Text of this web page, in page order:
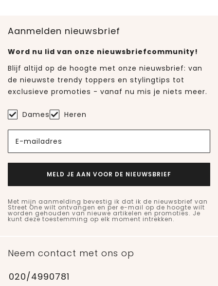
Aanmelden nieuwsbrief
Word nu lid van onze nieuwsbriefcommunity!
Blijf altijd op de hoogte met onze nieuwsbrief: van
de nieuwste trendy toppers en stylingtips tot
exclusieve promoties - vanaf nu mis je niets meer.
Dames Heren
E-mailadres
MELD JE AAN VOOR DE NIEUWSBRIEF
Met mijn aanmelding bevestig ik dat ik de nieuwsbrief van
Street One wilt ontvangen en per e-mail op de hoogte wilt
worden gehouden van nieuwe artikelen en promoties. Je
kunt deze toestemming op elk moment intrekken.
Neem contact met ons op
020/4990781